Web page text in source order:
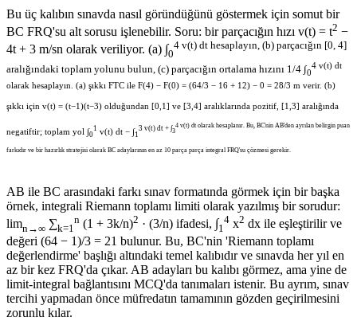
Bu üç kalıbın sınavda nasıl göründüğünü göstermek için somut bir
BC FRQ'su alt sorusu işlenebilir. Soru: bir parçacığın hızı v(t) = t2 −
4t + 3 m/sn olarak veriliyor. (a) ∫0
4 v(t) dt hesaplayın, (b) parçacığın [0, 4]
aralığındaki toplam yolunu bulun, (c) parçacığın ortalama hızını 1/4 ∫0
4 v(t) dt
olarak hesaplayın. (a) şıkkı FTC ile F(4) − F(0) = (64/3 − 16 + 12) − 0 = 28/3 m verir. (b)
şıkkı için v(t) = (t−1)(t−3) olduğundan [0,1] ve [3,4] aralıklarında pozitif, [1,3] aralığında
negatiftir; toplam yol ∫0
1 v(t) dt − ∫1
3 v(t) dt + ∫3
4 v(t) dt olarak hesaplanır. Bu, BC'nin AB'den ayrılan belirgin puan
farkıdır ve bir hazırlık stratejisi olarak BC adaylarının en az 10 parça parça integral FRQ'su çözmesi gerekir.
AB ile BC arasındaki farkı sınav formatında görmek için bir başka
örnek, integrali Riemann toplamı limiti olarak yazılmış bir sorudur:
limn→∞ ∑k=1
n (1 + 3k/n)2 · (3/n) ifadesi, ∫1
4 x2 dx ile eşleştirilir ve
değeri (64 − 1)/3 = 21 bulunur. Bu, BC'nin 'Riemann toplamı
değerlendirme' başlığı altındaki temel kalıbıdır ve sınavda her yıl en
az bir kez FRQ'da çıkar. AB adayları bu kalıbı görmez, ama yine de
limit-integral bağlantısını MCQ'da tanımaları istenir. Bu ayrım, sınav
tercihi yapmadan önce müfredatın tamamının gözden geçirilmesini
zorunlu kılar.